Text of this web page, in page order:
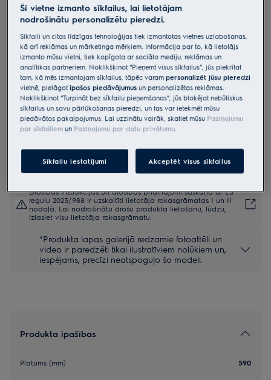
EGT6242NVK
Gāzes virsma 300.sērijas Gas on
Glass 60 cm
4.8 (470)
Ražojuma informācijas lapa
Priekšrocības
Gāzes liesma un keramiskā stikla virsmas nodrošina modernu ēdiena
gatavošanu ar minimālu apkopi, augstu veiktspēju un izcilu stilu
Priekšā izvietotie grozāmie vadības pārslēgi gādā par pilnīgi dabisku
vadību
Trīs dažādi degļa izmēri ļauj jums brīvi nodoties jaunradei
Drošības instrukcijas un drošības brīdinājumi saskaņā ar ES
regulu 2023/988 ir uzskaitīti lietotāja rokasgrāmatas I un II
nodaļā. Lai nodrošinātu drošu produkta lietošanu, lūdzu,
izlasiet visu lietotāja rokasgrāmatu.
*Produkta lapas galerijā redzamie fotoattēli un
video ir paredzēti tikai ilustratīviem nolūkiem un,
iespējams, precīzi neatspoguļo šo modeli.
Produkta īpašības
Platums (mm) 590
Šī vietne izmanto sīkfailus, lai lietotājam
nodrošinātu personalizētu pieredzi.
Sīkfaili un citas līdzīgas tehnoloģijas tiek izmantotas vietnes uzlabošanas,
kā arī reklāmas un mārketinga mērķiem. Informācija par to, kā lietotājs
izmanto mūsu vietni, tiek kopīgota ar sociālo mediju, reklāmas un
analītikas partneriem. Noklikšķinot “Pieņemt visus sīkfailus”, jūs piekrītat
tam, kā mēs izmantojam sīkfailus, tāpēc varampersonalizēt jūsu pieredzi
vietnē, pielāgotīpašos piedāvājumus un personalizētas reklāmas.
Noklikšķinot “Turpināt bez sīkfailu pieņemšanas”, jūs bloķējat nebūtiskus
sīkfailus un savu pārlūkošanas pieredzi, un tas var ietekmēt mūsu
piedāvātos pakalpojumus. Lai uzzinātu vairāk, skatiet mūsu Paziņojumu
par sīkfailiem un Paziņojumu par datu privātumu.
Sīkfailu iestatījumi Akceptēt visus sīkfailus